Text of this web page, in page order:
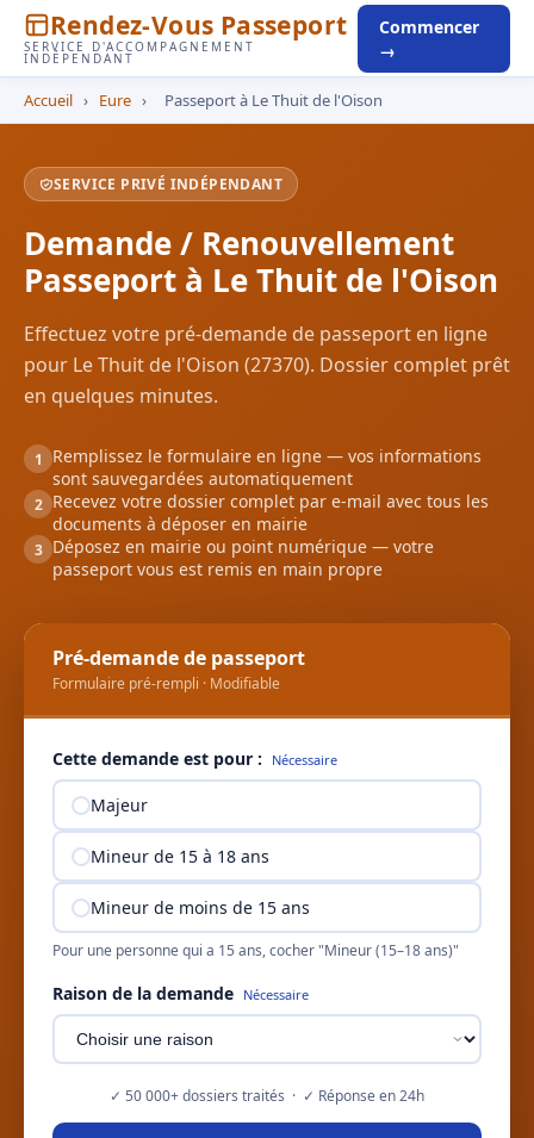
Rendez-Vous Passeport
SERVICE D'ACCOMPAGNEMENT
INDÉPENDANT
Commencer
→
Accueil › Eure › Passeport à Le Thuit de l'Oison
SERVICE PRIVÉ INDÉPENDANT
Demande / Renouvellement
Passeport à Le Thuit de l'Oison
Effectuez votre pré-demande de passeport en ligne
pour Le Thuit de l'Oison (27370). Dossier complet prêt
en quelques minutes.
1
Remplissez le formulaire en ligne — vos informations
sont sauvegardées automatiquement
2 Recevez votre dossier complet par e-mail avec tous les
documents à déposer en mairie
3 Déposez en mairie ou point numérique — votre
passeport vous est remis en main propre
Pré-demande de passeport
Formulaire pré-rempli · Modifiable
Cette demande est pour : Nécessaire
Majeur
Mineur de 15 à 18 ans
Mineur de moins de 15 ans
Pour une personne qui a 15 ans, cocher "Mineur (15–18 ans)"
Raison de la demande Nécessaire
✓ 50 000+ dossiers traités · ✓ Réponse en 24h